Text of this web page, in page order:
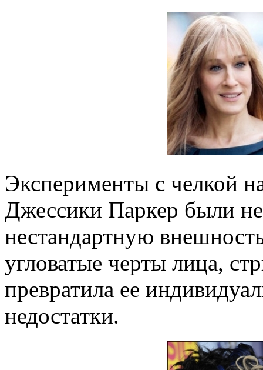
Эксперименты с челкой
Джессики Паркер были
нестандартную
угловатые черты лица,
превратила ее
недостатки.